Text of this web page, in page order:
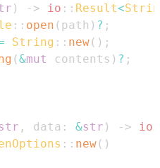
) -> io :: Result<
:: open ( path ) ? ;
String :: new( ) ;
(&mut contents ) ? ;
, data : &str ) -> io
:: new( )